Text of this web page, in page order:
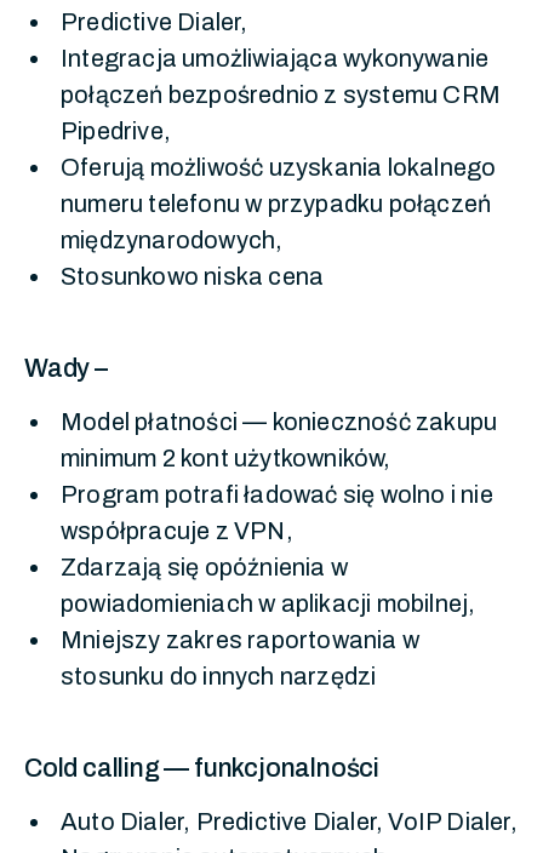
Predictive Dialer,
Integracja umożliwiająca wykonywanie
połączeń bezpośrednio z systemu CRM
Pipedrive,
Oferują możliwość uzyskania lokalnego
numeru telefonu w przypadku połączeń
międzynarodowych,
Stosunkowo niska cena
Wady –
Model płatności — konieczność zakupu
minimum 2 kont użytkowników,
Program potrafi ładować się wolno i nie
współpracuje z VPN,
Zdarzają się opóźnienia w
powiadomieniach w aplikacji mobilnej,
Mniejszy zakres raportowania w
stosunku do innych narzędzi
Cold calling — funkcjonalności
Auto Dialer, Predictive Dialer, VoIP Dialer,